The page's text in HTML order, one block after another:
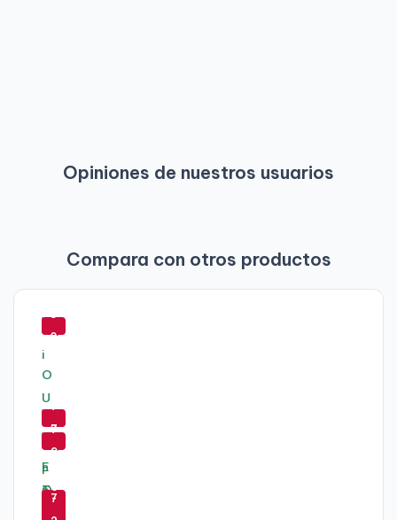
Opiniones de nuestros usuarios
Compara con otros productos
3
%
7
9
-
0
-
6
-
-
7